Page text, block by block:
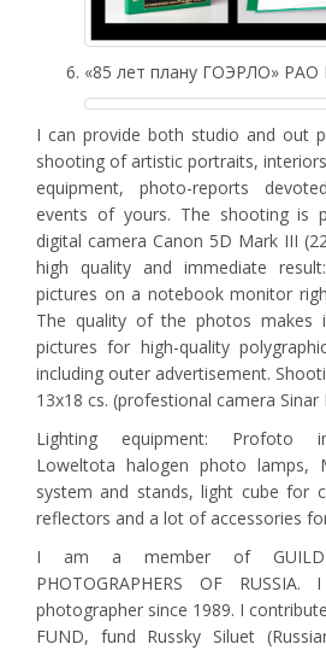
«85 лет плану ГОЭРЛО» РАО
I can provide both studio and out
shooting of artistic portraits,
equipment, photo-reports
events of yours. The shooting is
digital camera Canon 5D Mark III
high quality and immediate
pictures on a notebook monitor
The quality of the photos makes
pictures for high-quality
including outer advertisement.
13x18 cs. (profestional camera Sinar
Lighting equipment: Profoto
Loweltota halogen photo lamps,
system and stands, light cube for
reflectors and a lot of accessories
I am a member of GUILD
PHOTOGRAPHERS OF
photographer since 1989. I
FUND, fund Russky Siluet